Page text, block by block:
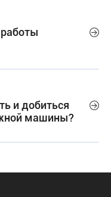

и добиться
машины?
